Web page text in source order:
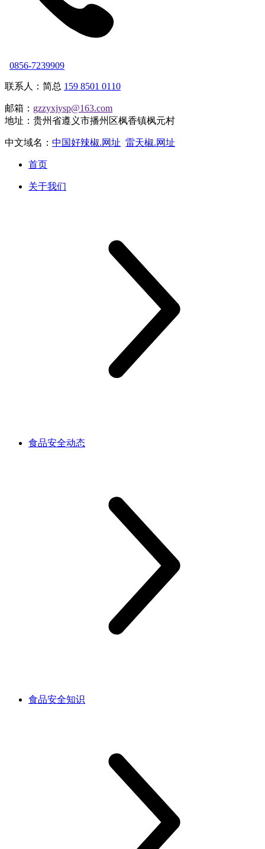
0856-7239909
联系人：简总 159 8501 0110
邮箱： gzzyxjysp@163.com
地址：贵州省遵义市播州区枫香镇枫元村
中文域名： 中国好辣椒.网址 雷天椒.网址
首页
关于我们
食品安全动态
食品安全知识